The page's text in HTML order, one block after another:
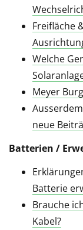
Freifläche
Welche
Meyer
neue
Batterien /
Batterie
Brauche
Kabel?